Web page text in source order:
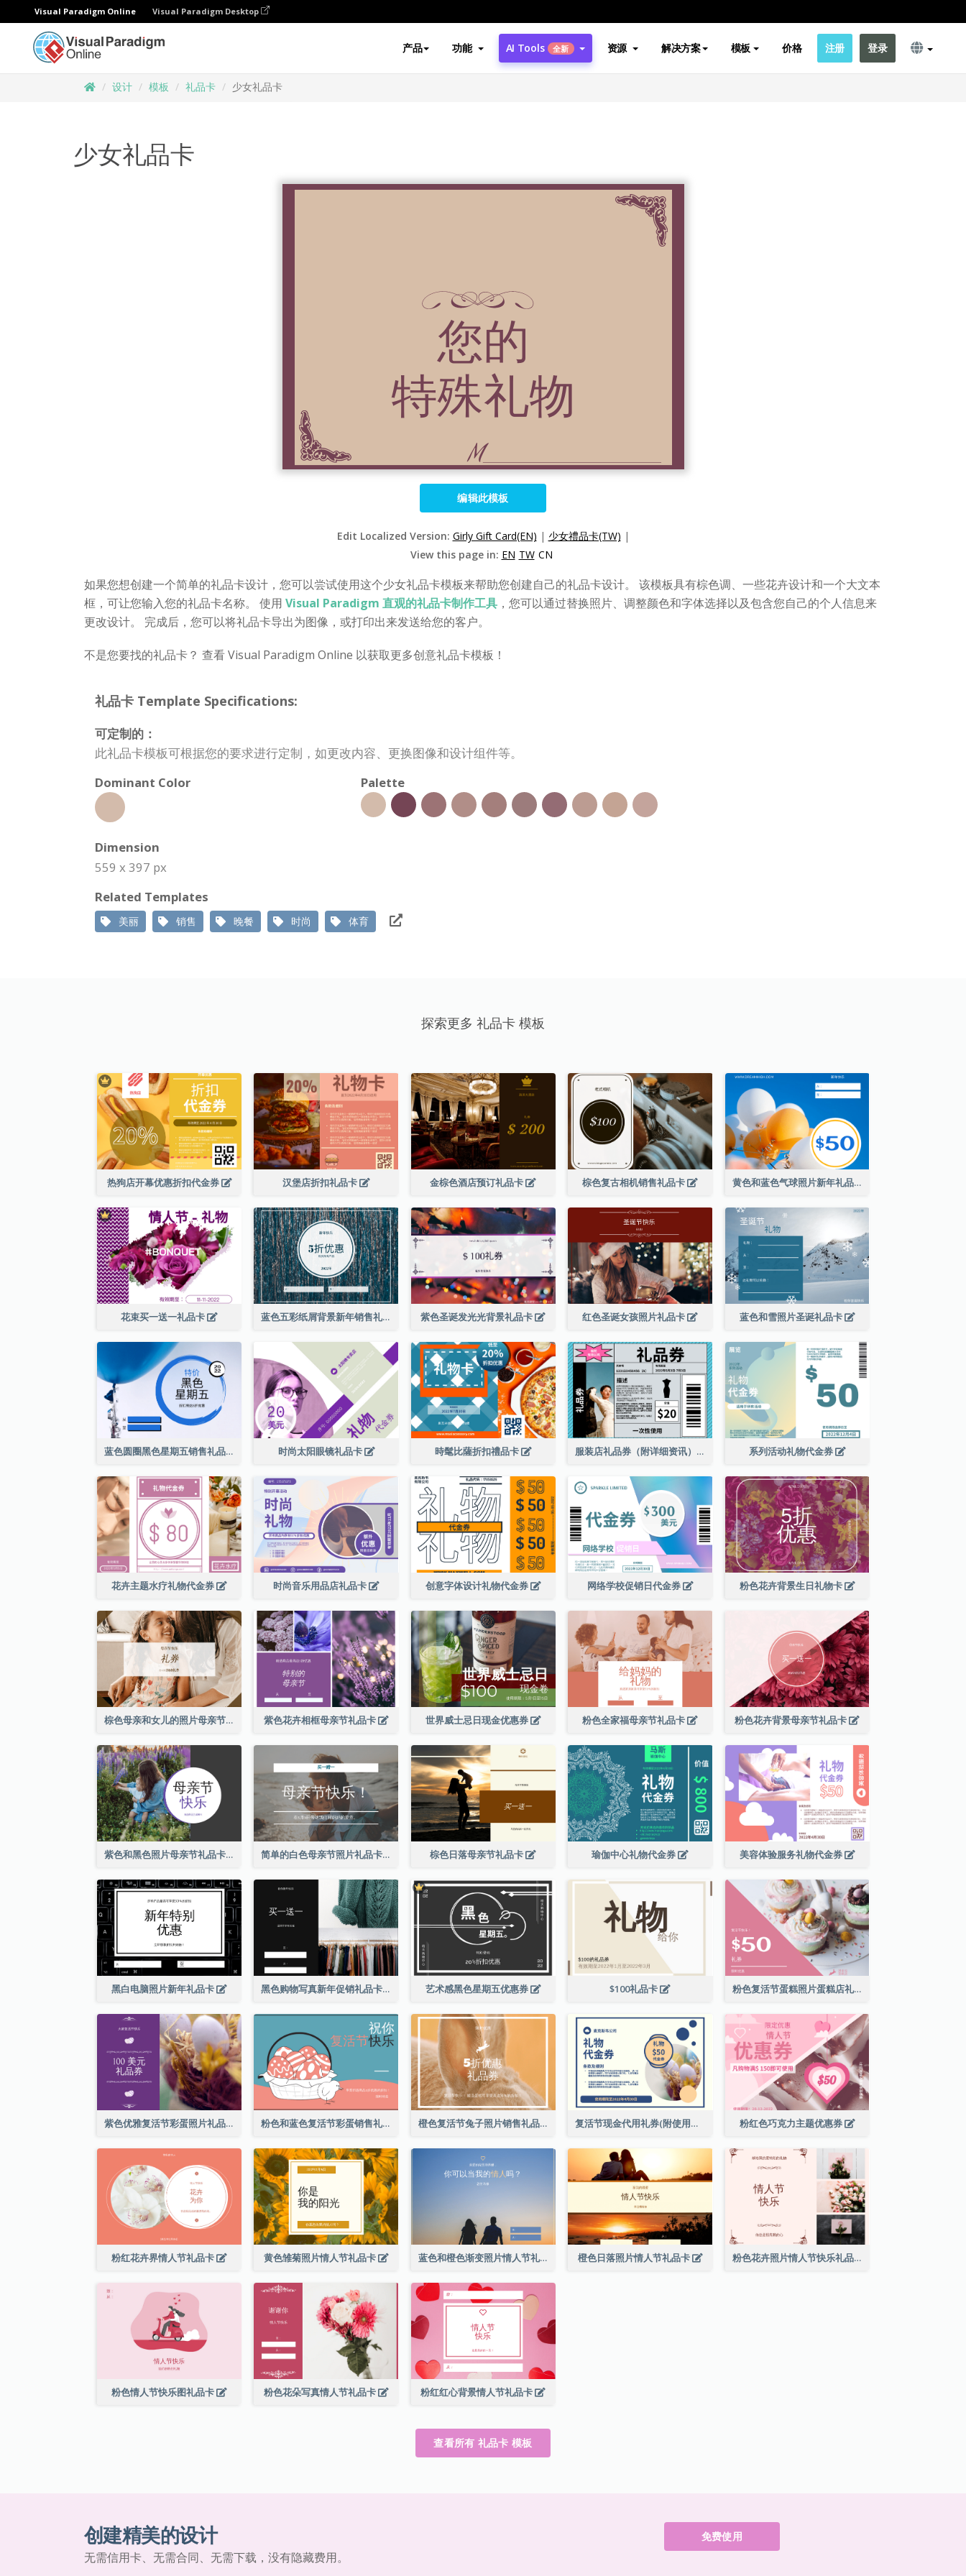
Visual Paradigm Online Visual Paradigm Desktop
产品 功能 AI Tools 全新 资源 解决方案 模板 价格 注册 登录
设计 模板 礼品卡 少女礼品卡
少女礼品卡
编辑此模板
Edit Localized Version: Girly Gift Card(EN) | 少女禮品卡(TW) |
View this page in: EN TW CN
如果您想创建一个简单的礼品卡设计，您可以尝试使用这个少女礼品卡模板来帮助您创建自己的礼品卡设计。 该模板具有棕色调、一些花卉设计和一个大文本
框，可让您输入您的礼品卡名称。 使用 Visual Paradigm 直观的礼品卡制作工具 ，您可以通过替换照片、调整颜色和字体选择以及包含您自己的个人信息来
更改设计。 完成后，您可以将礼品卡导出为图像，或打印出来发送给您的客户。
不是您要找的礼品卡？ 查看 Visual Paradigm Online 以获取更多创意礼品卡模板！
礼品卡 Template Specifications:
可定制的：
此礼品卡模板可根据您的要求进行定制，如更改内容、更换图像和设计组件等。
Dominant Color
Palette
Dimension
559 x 397 px
Related Templates
美丽 销售 晚餐 时尚 体育
探索更多 礼品卡 模板
热狗店开幕优惠折扣代金券 汉堡店折扣礼品卡 金棕色酒店预订礼品卡 棕色复古相机销售礼品卡 黄色和蓝色气球照片新年礼品卡
花束买一送一礼品卡 蓝色五彩纸屑背景新年销售礼品卡 紫色圣诞发光光背景礼品卡 红色圣诞女孩照片礼品卡 蓝色和雪照片圣诞礼品卡
蓝色圆圈黑色星期五销售礼品卡 时尚太阳眼镜礼品卡 時髦比薩折扣禮品卡 服装店礼品券（附详细资讯） 系列活动礼物代金券
花卉主题水疗礼物代金券 时尚音乐用品店礼品卡 创意字体设计礼物代金券 网络学校促销日代金券 粉色花卉背景生日礼物卡
棕色母亲和女儿的照片母亲节的礼品卡 紫色花卉相框母亲节礼品卡 世界威士忌日现金优惠券 粉色全家福母亲节礼品卡 粉色花卉背景母亲节礼品卡
紫色和黑色照片母亲节礼品卡 简单的白色母亲节照片礼品卡 棕色日落母亲节礼品卡 瑜伽中心礼物代金券 美容体验服务礼物代金券
黑白电脑照片新年礼品卡 黑色购物写真新年促销礼品卡 艺术感黑色星期五优惠券 $100礼品卡 粉色复活节蛋糕照片蛋糕店礼品卡
紫色优雅复活节彩蛋照片礼品卡 粉色和蓝色复活节彩蛋销售礼品卡 橙色复活节兔子照片销售礼品卡 复活节现金代用礼券(附使用细则) 粉红色巧克力主题优惠券
粉红花卉界情人节礼品卡 黄色雏菊照片情人节礼品卡 蓝色和橙色渐变照片情人节礼品卡 橙色日落照片情人节礼品卡 粉色花卉照片情人节快乐礼品卡
粉色情人节快乐图礼品卡 粉色花朵写真情人节礼品卡 粉红红心背景情人节礼品卡
查看所有 礼品卡 模板
创建精美的设计
无需信用卡、无需合同、无需下载，没有隐藏费用。
免费使用